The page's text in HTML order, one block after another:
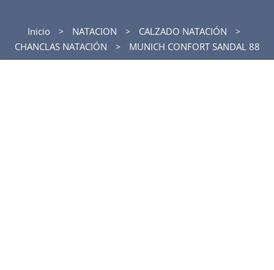
Inicio NATACION
CALZADO NATACIÓN
CHANCLAS NATACIÓN
MUNICH CONFORT SANDAL 88